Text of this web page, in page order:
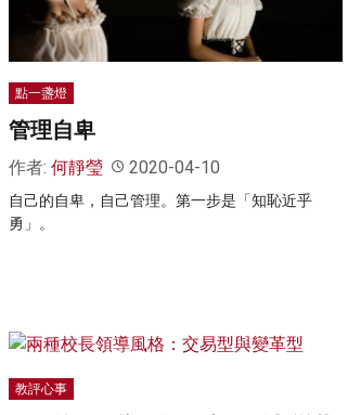
點一盞燈
管理自卑
作者: 何靜瑩 2020-04-10
自己的自卑，自己管理。第一步是「知恥近乎
勇」。
教評心事